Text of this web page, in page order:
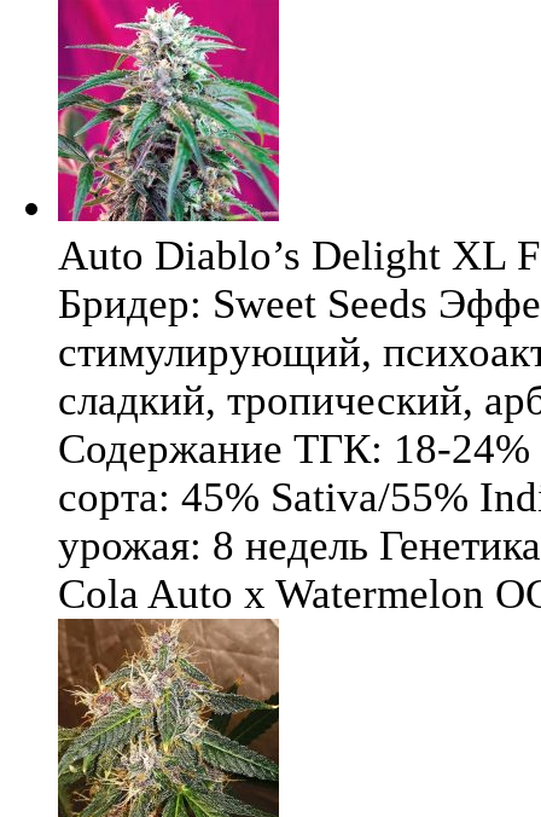
Auto Diablo’s Delight XL
Бридер: Sweet Seeds
стимулирующий,
сладкий, тропический,
Содержание ТГК: 18-
сорта: 45% Sativa/55%
урожая: 8 недель
Cola Auto x Watermelon